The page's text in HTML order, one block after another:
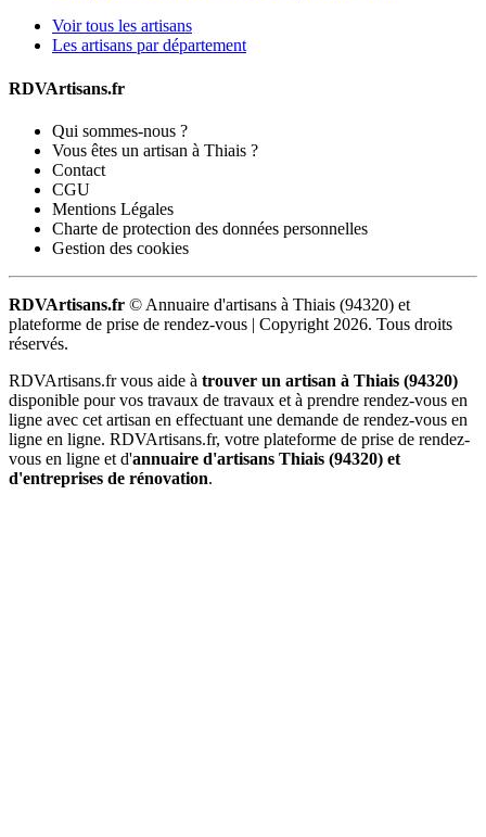
Voir tous les artisans
Les artisans par département
RDVArtisans.fr
Qui sommes-nous ?
Vous êtes un artisan à Thiais ?
Contact
CGU
Mentions Légales
Charte de protection des données personnelles
Gestion des cookies
RDVArtisans.fr © Annuaire d'artisans à Thiais (94320) et
plateforme de prise de rendez-vous | Copyright 2026. Tous droits
réservés.
RDVArtisans.fr vous aide à trouver un artisan à Thiais (94320)
disponible pour vos travaux de travaux et à prendre rendez-vous en
ligne avec cet artisan en effectuant une demande de rendez-vous en
ligne en ligne. RDVArtisans.fr, votre plateforme de prise de rendez-
vous en ligne et d'annuaire d'artisans Thiais (94320) et
d'entreprises de rénovation.